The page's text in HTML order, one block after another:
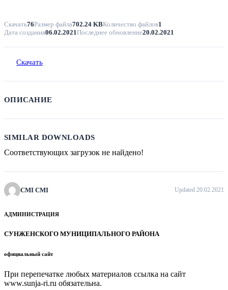
Скачать76Размер файла702.24 KBКоличество файлов1
Дата создания06.02.2021Последнее обновление20.02.2021
Скачать
ОПИСАНИЕ
SIMILAR DOWNLOADS
Соответствующих загрузок не найдено!
CMI CMI Updated 20.02.2021
АДМИНИСТРАЦИЯ
СУНЖЕНСКОГО МУНИЦИПАЛЬНОГО РАЙОНА
официальный сайт
При перепечатке любых материалов ссылка на сайт
www.sunja-ri.ru обязательна.